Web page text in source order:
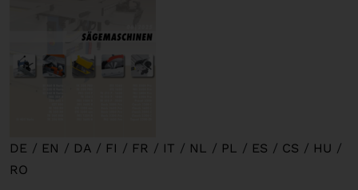
DE / EN / DA / FI / FR / IT / NL / PL / ES / CS / HU /
RO